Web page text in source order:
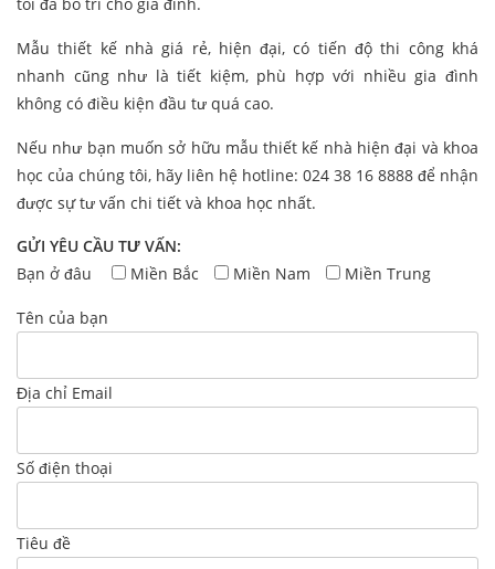
Mẫu thiết kế nhà giá rẻ, hiện đại, có tiến độ thi công khá
nhanh cũng như là tiết kiệm, phù hợp với nhiều gia đình
không có điều kiện đầu tư quá cao.
Nếu như bạn muốn sở hữu mẫu thiết kế nhà hiện đại và khoa
học của chúng tôi, hãy liên hệ hotline: 024 38 16 8888 để nhận
được sự tư vấn chi tiết và khoa học nhất.
GỬI YÊU CẦU TƯ VẤN:
Bạn ở đâu
Miền Bắc Miền Nam Miền Trung
Tên của bạn
Địa chỉ Email
Số điện thoại
Tiêu đề